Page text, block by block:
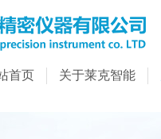
首页 关于莱克智能